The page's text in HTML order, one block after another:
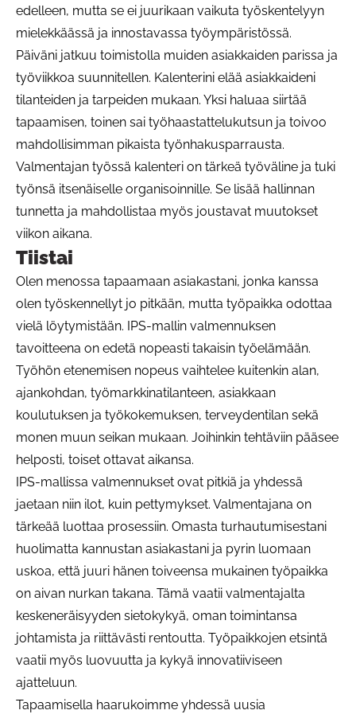
edelleen, mutta se ei juurikaan vaikuta työskentelyyn
mielekkäässä ja innostavassa työympäristössä.
Päiväni jatkuu toimistolla muiden asiakkaiden parissa ja
työviikkoa suunnitellen. Kalenterini elää asiakkaideni
tilanteiden ja tarpeiden mukaan. Yksi haluaa siirtää
tapaamisen, toinen sai työhaastattelukutsun ja toivoo
mahdollisimman pikaista työnhakusparrausta.
Valmentajan työssä kalenteri on tärkeä työväline ja tuki
työnsä itsenäiselle organisoinnille. Se lisää hallinnan
tunnetta ja mahdollistaa myös joustavat muutokset
viikon aikana.
Tiistai
Olen menossa tapaamaan asiakastani, jonka kanssa
olen työskennellyt jo pitkään, mutta työpaikka odottaa
vielä löytymistään. IPS-mallin valmennuksen
tavoitteena on edetä nopeasti takaisin työelämään.
Työhön etenemisen nopeus vaihtelee kuitenkin alan,
ajankohdan, työmarkkinatilanteen, asiakkaan
koulutuksen ja työkokemuksen, terveydentilan sekä
monen muun seikan mukaan. Joihinkin tehtäviin pääsee
helposti, toiset ottavat aikansa.
IPS-mallissa valmennukset ovat pitkiä ja yhdessä
jaetaan niin ilot, kuin pettymykset. Valmentajana on
tärkeää luottaa prosessiin. Omasta turhautumisestani
huolimatta kannustan asiakastani ja pyrin luomaan
uskoa, että juuri hänen toiveensa mukainen työpaikka
on aivan nurkan takana. Tämä vaatii valmentajalta
keskeneräisyyden sietokykyä, oman toimintansa
johtamista ja riittävästi rentoutta. Työpaikkojen etsintä
vaatii myös luovuutta ja kykyä innovatiiviseen
ajatteluun.
Tapaamisella haarukoimme yhdessä uusia